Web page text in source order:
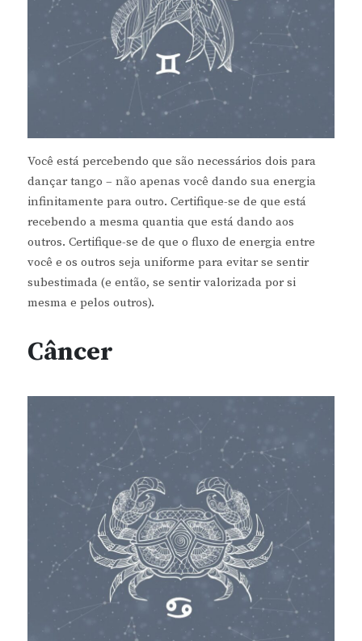
Você está percebendo que são necessários dois para
dançar tango – não apenas você dando sua energia
infinitamente para outro. Certifique-se de que está
recebendo a mesma quantia que está dando aos
outros. Certifique-se de que o fluxo de energia entre
você e os outros seja uniforme para evitar se sentir
subestimada (e então, se sentir valorizada por si
mesma e pelos outros).
Câncer